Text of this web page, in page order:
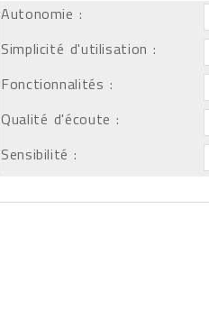
Autonomie :
Simplicité d'utilisation :
Fonctionnalités :
Qualité d'écoute :
Sensibilité :